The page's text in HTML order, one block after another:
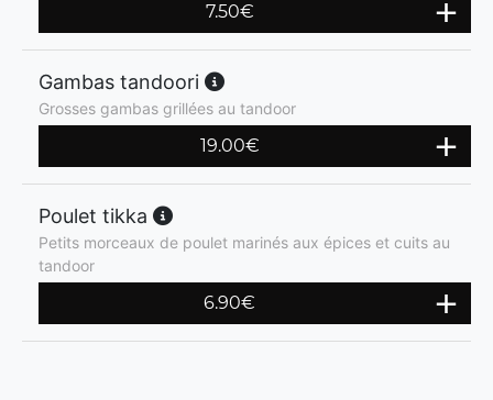
7.50€
Gambas tandoori
Grosses gambas grillées au tandoor
19.00€
Poulet tikka
Petits morceaux de poulet marinés aux épices et cuits au
tandoor
6.90€